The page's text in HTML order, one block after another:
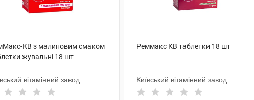
КВ з малиновим смаком
жувальні 18 шт
вітамінний завод
Реммакс КВ таблетки 18 шт
Київський вітамінний завод